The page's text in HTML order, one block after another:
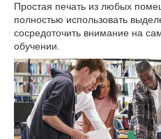
Простая печать из любых
полностью использовать
сосредоточить внимание на
обучении.